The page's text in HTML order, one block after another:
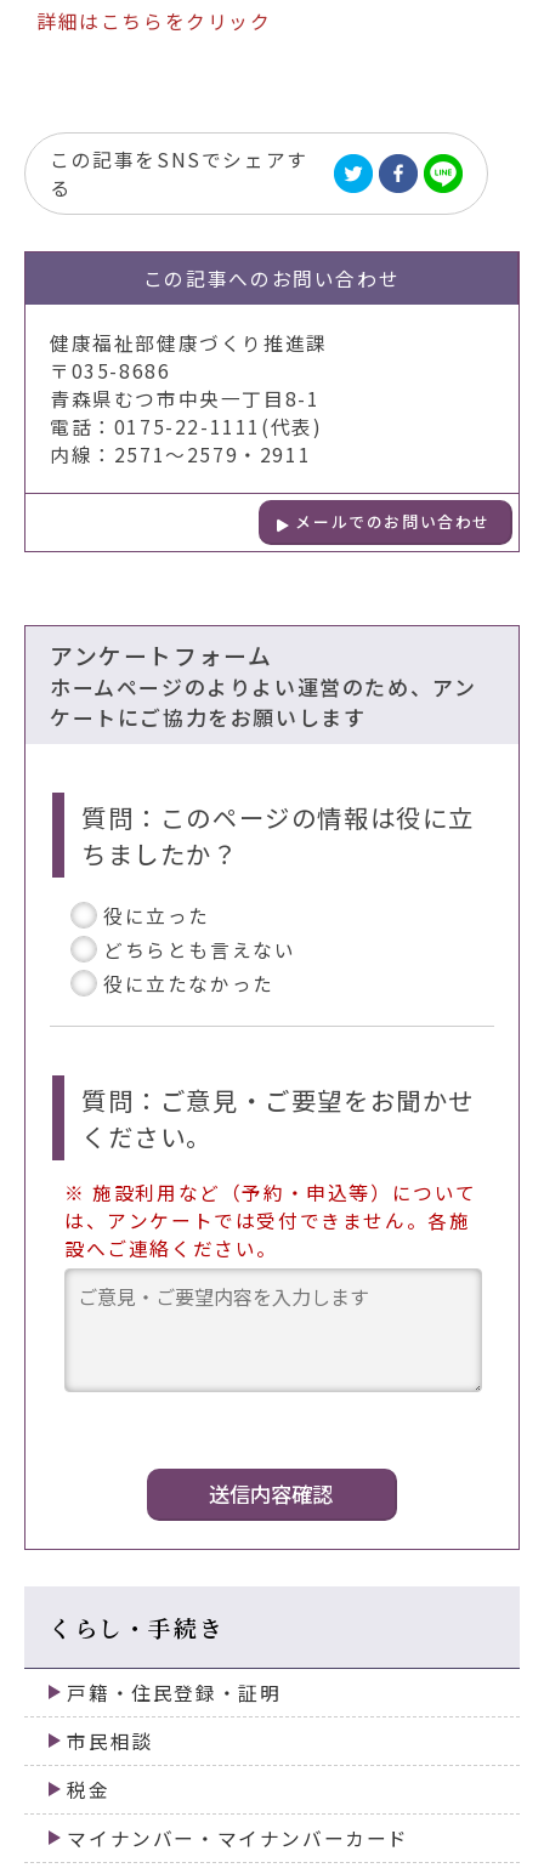
詳細はこちらをクリック
この記事をSNSでシェアす
る
この記事への お問い合わせ
健康福祉部健康づくり推進課
〒035-8686
青森県むつ市中央一丁目8-1
電話：0175-22-1111(代表)
内線：2571～2579・2911
メールでのお問い合わせ
アンケートフォーム
ホームページのよりよい運営のため、アン
ケートにご協力をお願いします
質問：このページの情報は役に立
ちましたか？
役に立った
どちらとも言えない
役に立たなかった
質問：ご意見・ご要望をお聞かせ
ください。
※ 施設利用など（予約・申込等）について
は、アンケートでは受付できません。各施
設へご連絡ください。
くらし・手続き
戸籍・住民登録・証明
市民相談
税金
マイナンバー・マイナンバーカード